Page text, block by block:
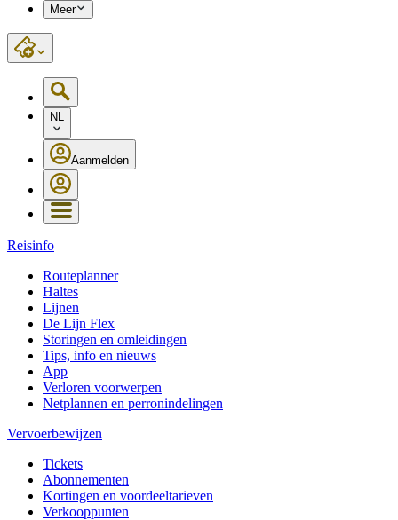
Meer
NL
Aanmelden
Reisinfo
Routeplanner
Haltes
Lijnen
De Lijn Flex
Storingen en omleidingen
Tips, info en nieuws
App
Verloren voorwerpen
Netplannen en perronindelingen
Vervoerbewijzen
Tickets
Abonnementen
Kortingen en voordeeltarieven
Verkooppunten